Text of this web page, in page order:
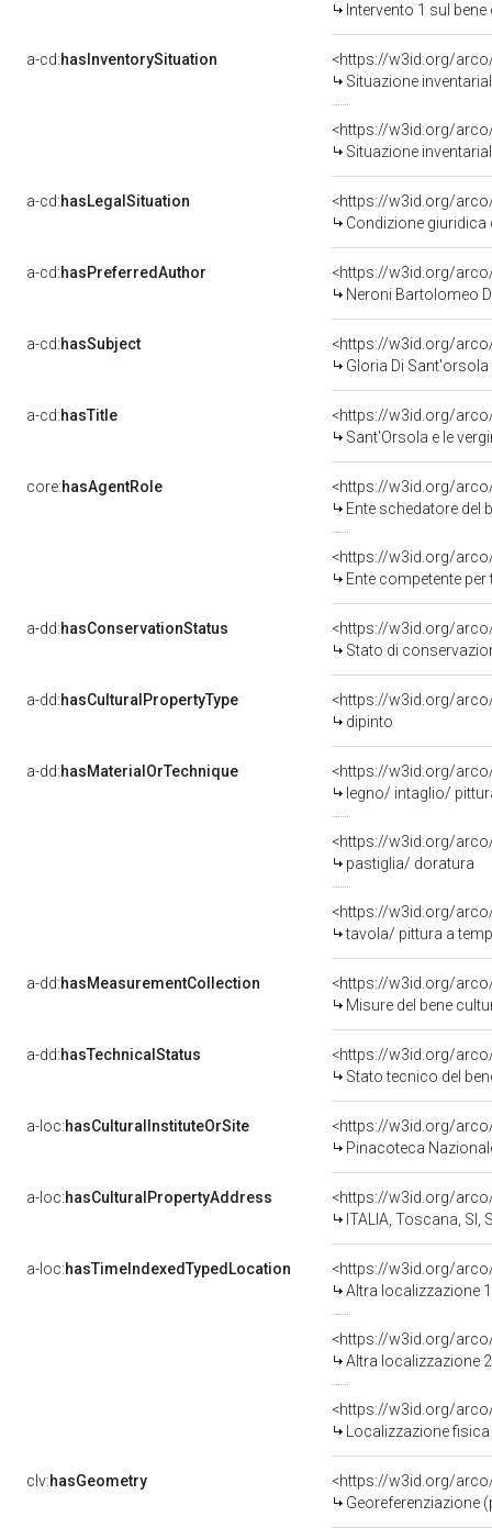
Intervento 1 sul
a-cd:hasInventorySituation
<https://w3id.org/
Situazione
<https://w3id.org/
Situazione
a-cd:hasLegalSituation
Condizione giuridica
a-cd:hasPreferredAuthor
<https://w3id.org/
Neroni Bartolomeo
a-cd:hasSubject
<https://w3id.org/
Gloria Di Sant'orsola
a-cd:hasTitle
<https://w3id.org/
Sant'Orsola e le
core:hasAgentRole
<https://w3id.org/
Ente schedatore del bene
<https://w3id.org/
Ente competente
a-dd:hasConservationStatus
<https://w3id.org/
Stato di
a-dd:hasCulturalPropertyType
<https://w3id.org/
dipinto
a-dd:hasMaterialOrTechnique
<https://w3id.org/
legno/ intaglio/
<https://w3id.org/
pastiglia/ doratura
<https://w3id.org/
tavola/ pittura a
a-dd:hasMeasurementCollection
<https://w3id.org/
Misure del bene
a-dd:hasTechnicalStatus
<https://w3id.org/
Stato tecnico del
a-loc:hasCulturalInstituteOrSite
<https://w3id.org/
Pinacoteca
a-loc:hasCulturalPropertyAddress
<https://w3id.org/
ITALIA, Toscana, SI,
a-loc:hasTimeIndexedTypedLocation
<https://w3id.org/
Altra localizzazione
<https://w3id.org/
Altra localizzazione
<https://w3id.org/
Localizzazione
clv:hasGeometry
<https://w3id.org/
Georeferenziazione